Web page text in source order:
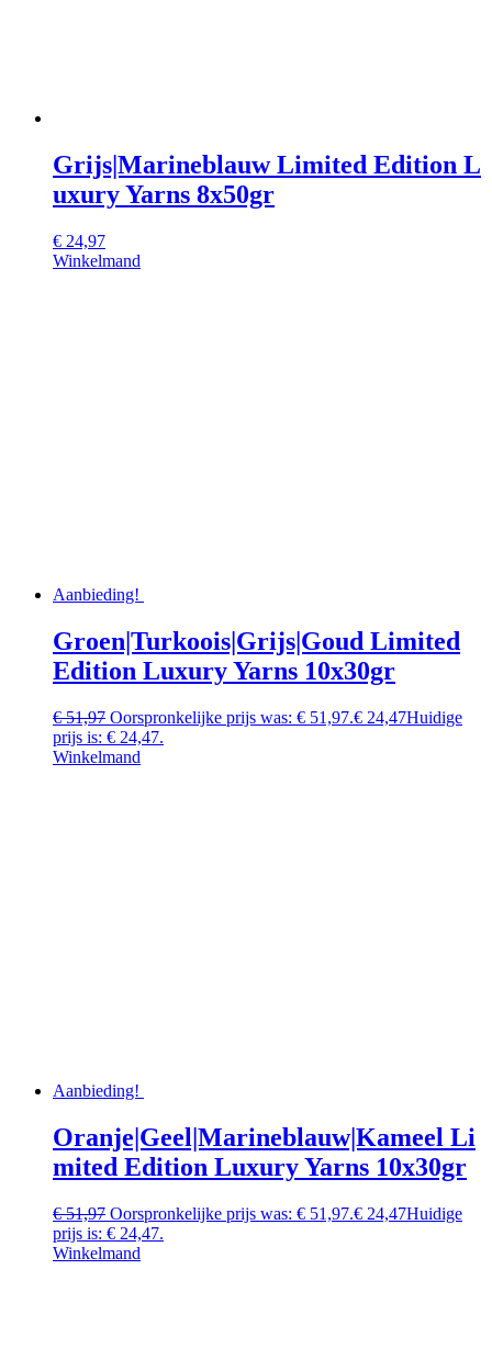
Grijs|Marineblauw Limited Edition L
uxury Yarns 8x50gr
€ 24,97
Winkelmand
Aanbieding!
Groen|Turkoois|Grijs|Goud Limited
Edition Luxury Yarns 10x30gr
€51,97 Oorspronkelijke prijs was: € 51,97.€ 24,47Huidige
prijs is: € 24,47.
Winkelmand
Aanbieding!
Oranje|Geel|Marineblauw|Kameel Li
mited Edition Luxury Yarns 10x30gr
€51,97 Oorspronkelijke prijs was: € 51,97.€ 24,47Huidige
prijs is: € 24,47.
Winkelmand